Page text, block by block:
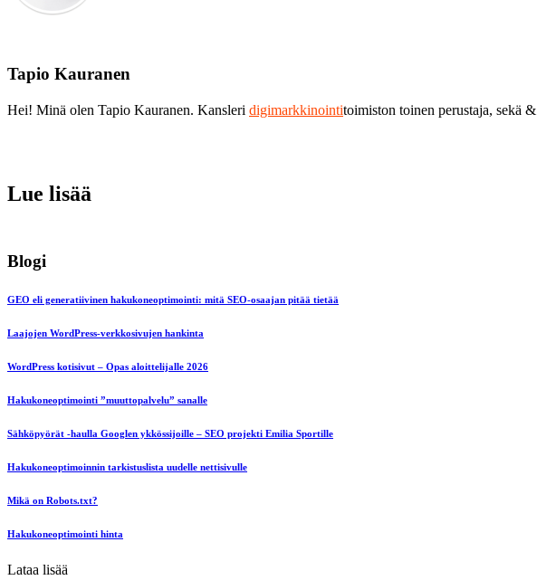
Tapio Kauranen
Hei! Minä olen Tapio Kauranen. Kansleri digimarkkinointitoimiston toinen perustaja, sekä &
Lue lisää
Blogi
GEO eli generatiivinen hakukoneoptimointi: mitä SEO-osaajan pitää tietää
Laajojen WordPress-verkkosivujen hankinta
WordPress kotisivut – Opas aloittelijalle 2026
Hakukoneoptimointi ”muuttopalvelu” sanalle
Sähköpyörät -haulla Googlen ykkössijoille – SEO projekti Emilia Sportille
Hakukoneoptimoinnin tarkistuslista uudelle nettisivulle
Mikä on Robots.txt?
Hakukoneoptimointi hinta
Lataa lisää